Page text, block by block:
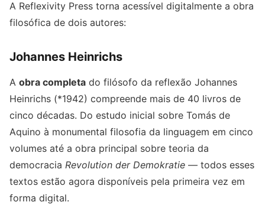
A Reflexivity Press torna acessível digitalmente a obra
filosófica de dois autores:
Johannes Heinrichs
A obra completa do filósofo da reflexão Johannes
Heinrichs (*1942) compreende mais de 40 livros de
cinco décadas. Do estudo inicial sobre Tomás de
Aquino à monumental filosofia da linguagem em cinco
volumes até a obra principal sobre teoria da
democracia Revolution der Demokratie — todos esses
textos estão agora disponíveis pela primeira vez em
forma digital.